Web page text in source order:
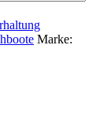
Marke: